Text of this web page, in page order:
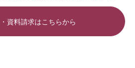
資料請求はこちらから